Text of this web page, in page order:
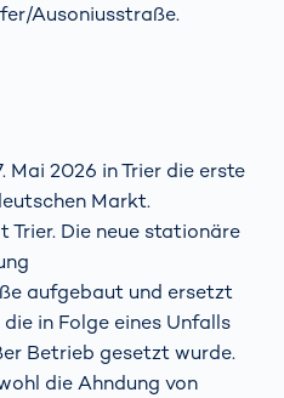
Ausoniusstraße.
Mai 2026 in Trier die erste
Markt.
Die neue stationäre
aufgebaut und ersetzt
in Folge eines Unfalls
Betrieb gesetzt wurde.
die Ahndung von